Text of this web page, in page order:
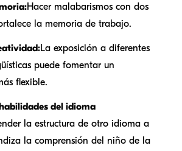
Hacer malabarismos con dos
la memoria de trabajo.
La exposición a diferentes
puede fomentar un
flexible.
del idioma
la estructura de otro idioma a
la comprensión del niño de la